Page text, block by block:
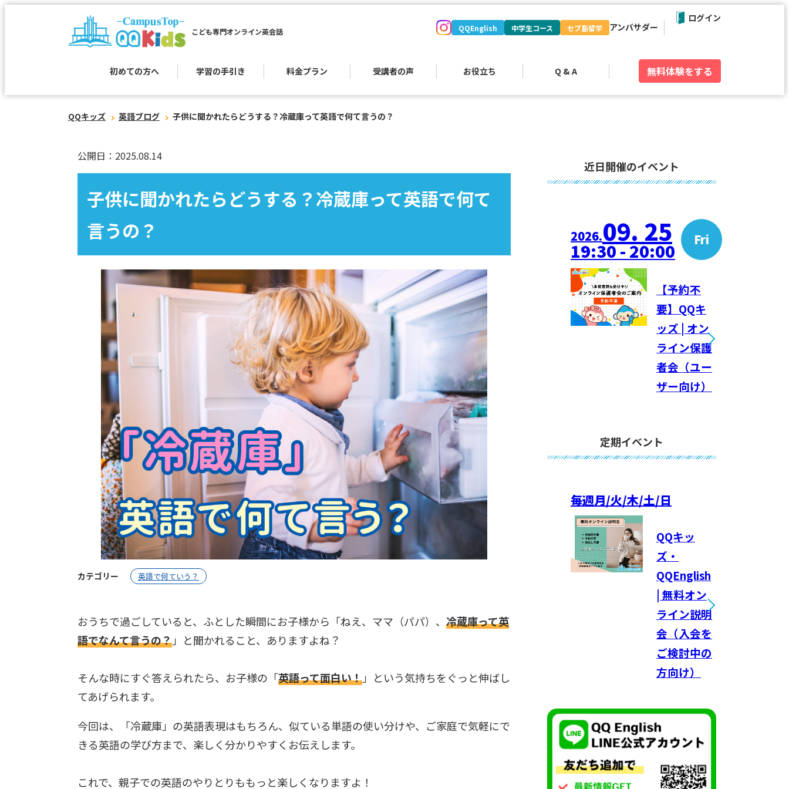
こども専門オンライン英会話
初めての方へ 学習の手引き 料金プラン 受講者の声 お役立ち Q & A
QQEnglish 中学生コース セブ島留学 アンバサダー
無料体験をする
ログイン
QQキッズ 英語ブログ 子供に聞かれたらどうする？冷蔵庫って英語で何て言うの？
公開日：2025.08.14
子供に聞かれたらどうする？冷蔵庫って英語で何て
言うの？
カテゴリー 英語で何ていう？
おうちで過ごしていると、ふとした瞬間にお子様から「ねえ、ママ（パパ）、 冷蔵庫って英
語でなんて言うの？」と聞かれること、ありますよね？
そんな時にすぐ答えられたら、お子様の「英語って面白い！」という気持ちをぐっと伸ばし
てあげられます。
今回は、「冷蔵庫」の英語表現はもちろん、似ている単語の使い分けや、ご家庭で気軽にで
きる英語の学び方まで、楽しく分かりやすくお伝えします。
これで、親子での英語のやりとりももっと楽しくなりますよ！
近日開催のイベント
2026.09. 25 Fri
19:30 - 20:00
【予約不
要】QQキ
ッズ | オン
ライン保護
者会（ユー
ザー向け）
定期イベント
毎週月/火/木/土/日
QQキッ
ズ・
QQEnglish
| 無料オン
ライン説明
会（入会を
ご検討中の
方向け）